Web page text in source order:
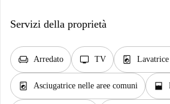
Servizi della proprietà
chair Arredato tv TV local_laundry_service
local_laundry_service Asciugatrice nelle aree comuni window_open